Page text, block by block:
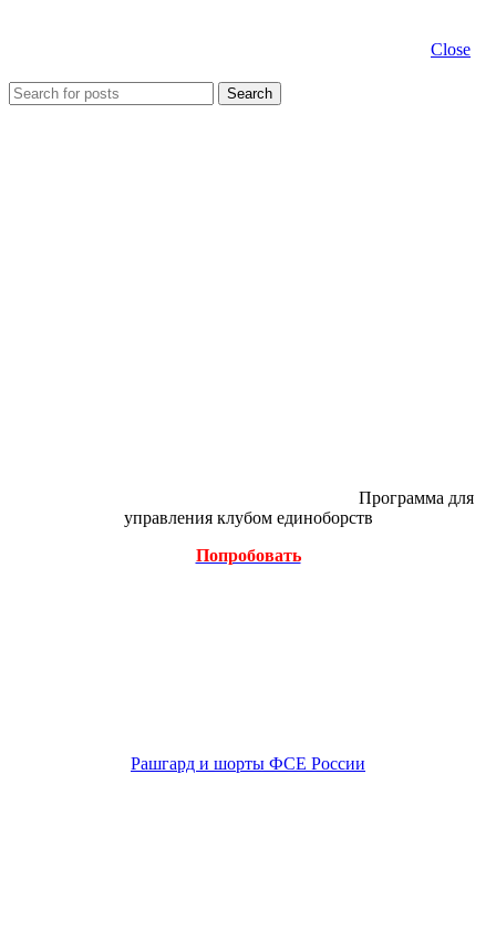
Close
Search
Программа для
управления клубом единоборств
Попробовать
Рашгард и шорты ФСЕ России